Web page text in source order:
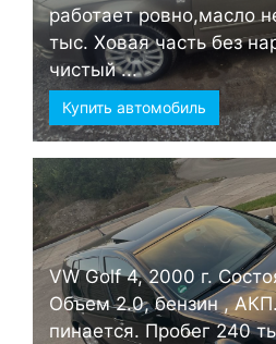
работает ровно,масло
тыс. Ховая часть без
чистый ...
Купить автомобиль
VW Golf 4, 2000 г.
Объем 2.0, бензин ,
пинается. Пробег 240